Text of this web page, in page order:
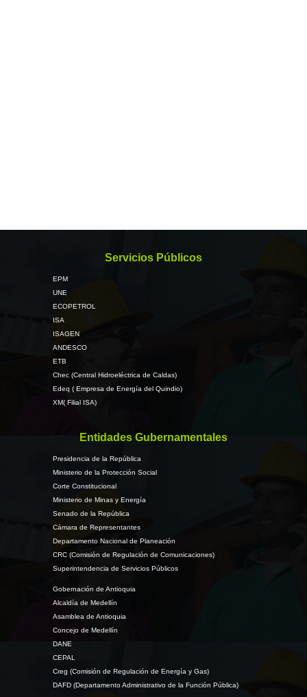
Servicios Públicos
EPM
UNE
ECOPETROL
ISA
ISAGEN
ANDESCO
ETB
Chec (Central Hidroeléctrica de Caldas)
Edeq ( Empresa de Energía del Quindio)
XM( Filial ISA)
Entidades Gubernamentales
Presidencia de la República
Ministerio de la Protección Social
Corte Constitucional
Ministerio de Minas y Energía
Senado de la República
Cámara de Representantes
Departamento Nacional de Planeación
CRC (Comisión de Regulación de Comunicaciones)
Superintendencia de Servicios Públicos
Gobernación de Antioquia
Alcaldía de Medellín
Asamblea de Antioquia
Concejo de Medellín
DANE
CEPAL
Creg (Comisión de Regulación de Energía y Gas)
DAFD (Departamento Administrativo de la Función Pública)